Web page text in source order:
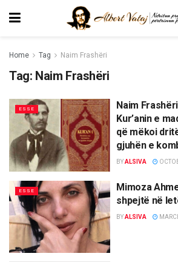
Home Tag Naim Frashëri
Tag: Naim Frashëri
ESSE
Naim
Kur’anin e
që mëkoi
gjuhën e
BYALSIVA
ESSE
Mimoza
shpejtë në
BYALSIVA